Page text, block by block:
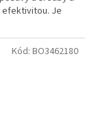
efektivitou. Je
Kód: BO3462180